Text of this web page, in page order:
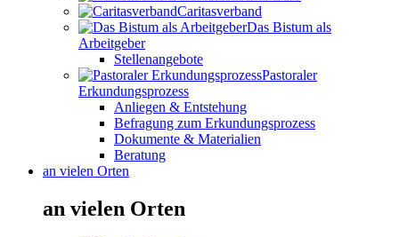
Caritasverband
Das Bistum als
Arbeitgeber
Stellenangebote
Pastoraler
Erkundungsprozess
Anliegen & Entstehung
Befragung zum Erkundungsprozess
Dokumente & Materialien
Beratung
an vielen Orten
an vielen Orten